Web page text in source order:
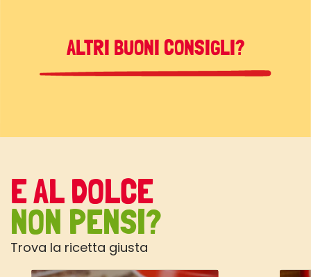
ALTRI BUONI CONSIGLI?
E AL DOLCE
NON PENSI?
Trova la ricetta giusta